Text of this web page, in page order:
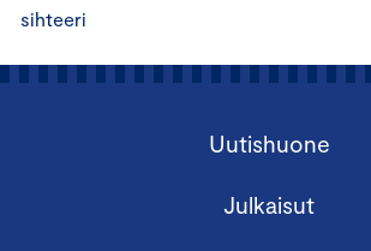
sihteeri
Uutishuone
Julkaisut